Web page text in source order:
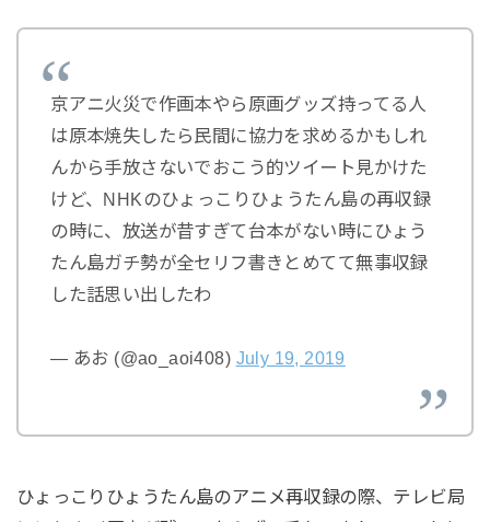
京アニ火災で作画本やら原画グッズ持ってる人
は原本焼失したら民間に協力を求めるかもしれ
んから手放さないでおこう的ツイート見かけた
けど、NHKのひょっこりひょうたん島の再収録
の時に、放送が昔すぎて台本がない時にひょう
たん島ガチ勢が全セリフ書きとめてて無事収録
した話思い出したわ
— あお (@ao_aoi408) July 19, 2019
ひょっこりひょうたん島のアニメ再収録の際、テレビ局